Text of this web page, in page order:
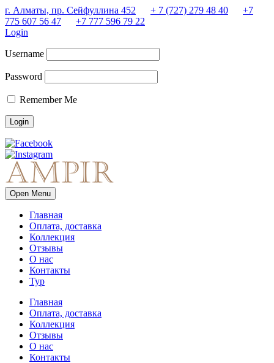
г. Алматы, пр. Сейфуллина 452 + 7 (727) 279 48 40
+7
775 607 56 47
+7 777 596 79 22
Login
Username
Password
Remember Me
Open Menu
Главная
Оплата, доставка
Коллекция
Отзывы
О нас
Контакты
Тур
Главная
Оплата, доставка
Коллекция
Отзывы
О нас
Контакты